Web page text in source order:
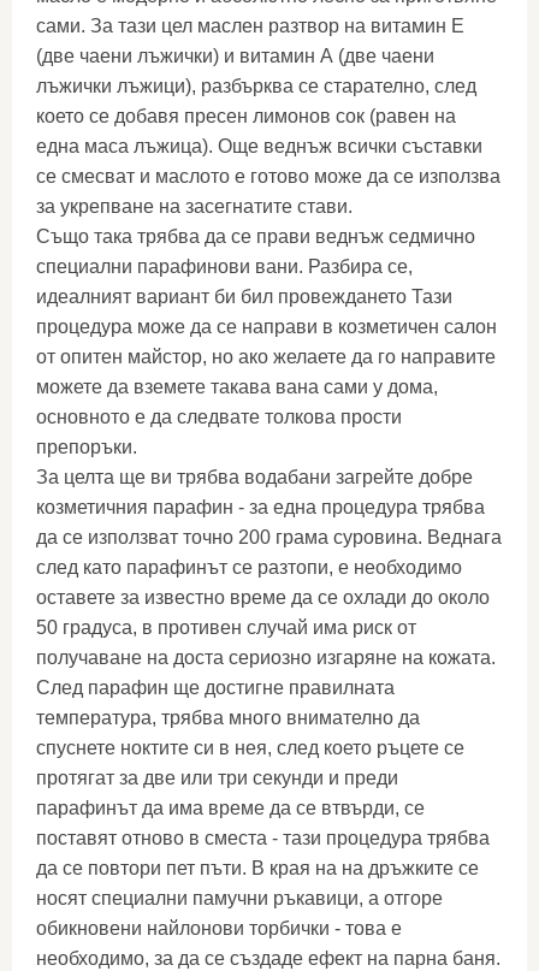
сами. За тази цел маслен разтвор на витамин Е
(две чаени лъжички) и витамин А (две чаени
лъжички лъжици), разбърква се старателно, след
което се добавя пресен лимонов сок (равен на
една маса лъжица). Още веднъж всички съставки
се смесват и маслото е готово може да се използва
за укрепване на засегнатите стави.
Също така трябва да се прави веднъж седмично
специални парафинови вани. Разбира се,
идеалният вариант би бил провеждането Тази
процедура може да се направи в козметичен салон
от опитен майстор, но ако желаете да го направите
можете да вземете такава вана сами у дома,
основното е да следвате толкова прости
препоръки.
За целта ще ви трябва водабани загрейте добре
козметичния парафин - за една процедура трябва
да се използват точно 200 грама суровина. Веднага
след като парафинът се разтопи, е необходимо
оставете за известно време да се охлади до около
50 градуса, в противен случай има риск от
получаване на доста сериозно изгаряне на кожата.
След парафин ще достигне правилната
температура, трябва много внимателно да
спуснете ноктите си в нея, след което ръцете се
протягат за две или три секунди и преди
парафинът да има време да се втвърди, се
поставят отново в сместа - тази процедура трябва
да се повтори пет пъти. В края на на дръжките се
носят специални памучни ръкавици, а отгоре
обикновени найлонови торбички - това е
необходимо, за да се създаде ефект на парна баня.